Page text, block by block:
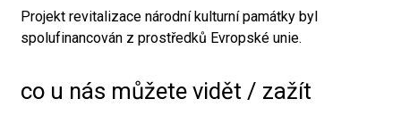
Projekt revitalizace národní kulturní památky byl
spolufinancován z prostředků Evropské unie.
co u nás můžete vidět / zažít